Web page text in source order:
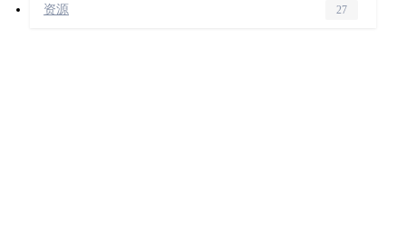
资源 27